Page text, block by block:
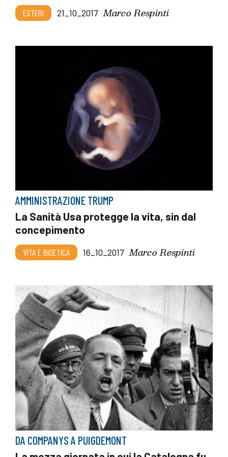
ESTERI 21_10_2017 Marco Respinti
AMMINISTRAZIONE TRUMP
La Sanità Usa protegge la vita, sin dal
concepimento
VITA E BIOETICA 16_10_2017 Marco Respinti
DA COMPANYS A PUIGDEMONT